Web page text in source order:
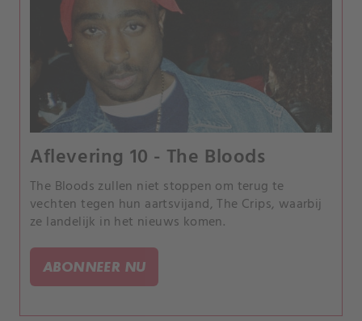
Aflevering 10 - The Bloods
The Bloods zullen niet stoppen om terug te
vechten tegen hun aartsvijand, The Crips, waarbij
ze landelijk in het nieuws komen.
ABONNEER NU